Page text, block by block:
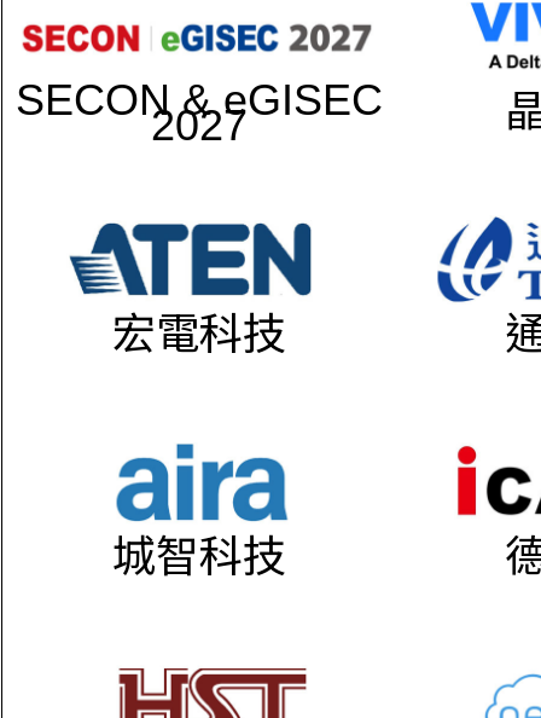
SECON & eGISEC
2027
宏電科技
城智科技